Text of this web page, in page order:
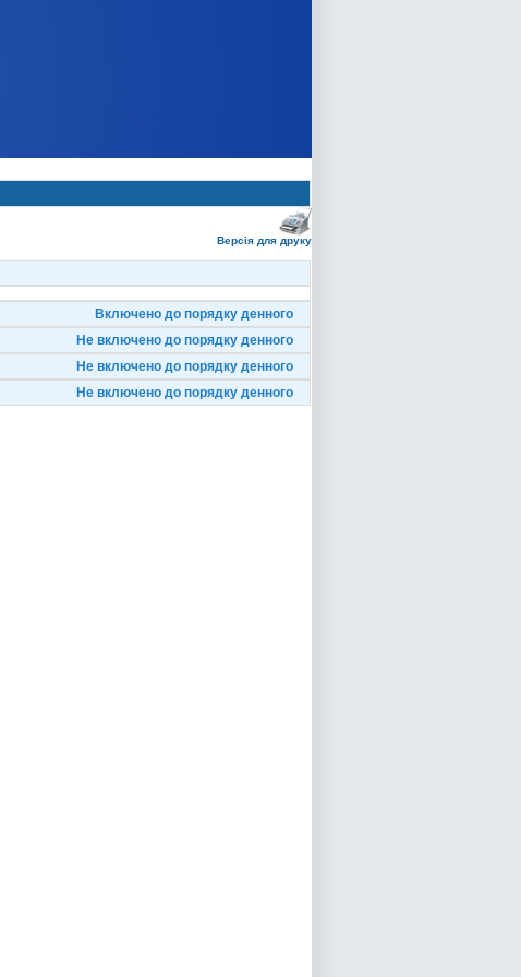
Версія для друку
Включено до порядку денного
Не включено до порядку денного
Не включено до порядку денного
Не включено до порядку денного